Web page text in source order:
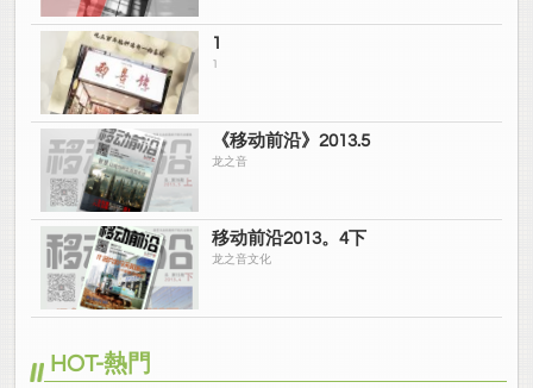
1
1
《移动前沿》2013.5
龙之音
移动前沿2013。4下
龙之音文化
HOT-熱門